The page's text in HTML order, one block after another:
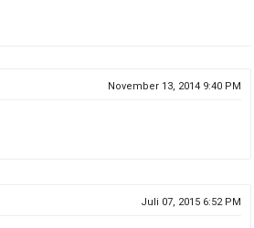
November 13, 2014 9:40 PM
Juli 07, 2015 6:52 PM